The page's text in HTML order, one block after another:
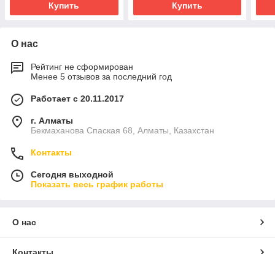
Купить Купить
О нас
Рейтинг не сформирован
Менее 5 отзывов за последний год
Работает с 20.11.2017
г. Алматы
Бекмаханова Спаская 68, Алматы, Казахстан
Контакты
Сегодня выходной
Показать весь график работы
О нас